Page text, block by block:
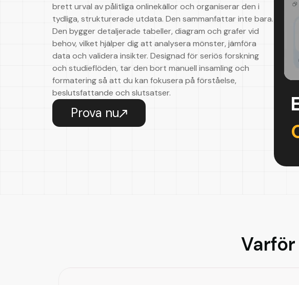
brett urval av pålitliga onlinekällor och organiserar den i
tydliga, strukturerade utdata. Den sammanfattar inte bara.
Den bygger detaljerade tabeller, diagram och grafer vid
behov, vilket hjälper dig att analysera mönster, jämföra
data och validera insikter. Designad för seriös forskning
och studieflöden, tar den bort manuell insamling och
formatering så att du kan fokusera på förståelse,
beslutsfattande och slutsatser.
Prova nu